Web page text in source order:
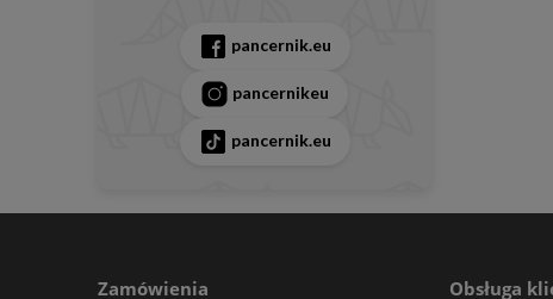
pancernik.eu
pancernikeu
pancernik.eu
Zamówienia Obsługa